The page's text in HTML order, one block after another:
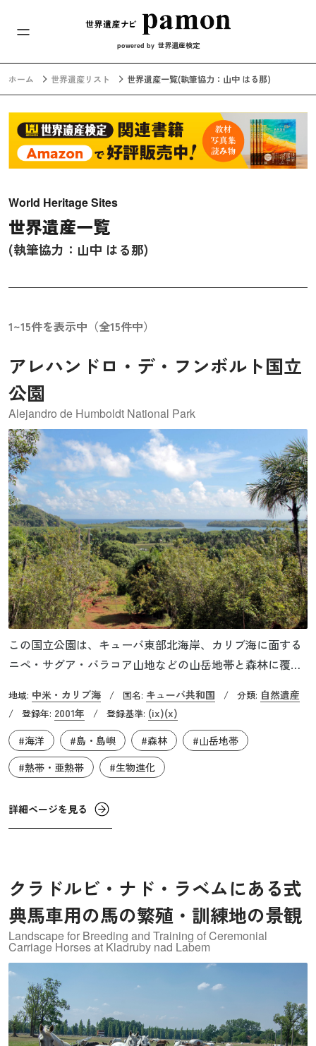
メインナビ
powered by 世界遺産検定
ホーム 世界遺産リスト 世界遺産一覧(執筆協力：山中 はる那)
World Heritage Sites
世界遺産一覧
(執筆協力：山中 はる那)
1~15件を表示中（全15件中）
アレハンドロ・デ・フンボルト国立
公園
Alejandro de Humboldt National Park
この国立公園は、キューバ東部北海岸、カリブ海に面する
ニペ・サグア・バラコア山地などの山岳地帯と森林に覆わ
の祖と呼ばれたドイツの学者アレクサンダー・フォン・フ
ンボルトを記念して命名されました。約1,300種の種子植物
のうち約70％が固有種とされ、哺乳類や昆虫の約3分の1、
鳥類の5分の1、爬虫類・両生類の大多数はキューバまたは
地域の固有種です。今後も多くの新種の発見が期待されて
います。
地域: 中米・カリブ海 / 国名: キューバ共和国 / 分類: 自然遺産
/ 登録年: 2001年 / 登録基準: (ix)(x)
#海洋
#島・島嶼 #森林
#山岳地帯
#熱帯・亜熱帯
#生物進化
詳細ページを見る
クラドルビ・ナド・ラベムにある式
典馬車用の馬の繁殖・訓練地の景観
Landscape for Breeding and Training of Ceremonial
Carriage Horses at Kladruby nad Labem